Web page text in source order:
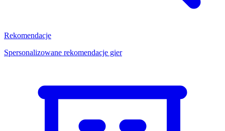
Rekomendacje
Spersonalizowane rekomendacje gier